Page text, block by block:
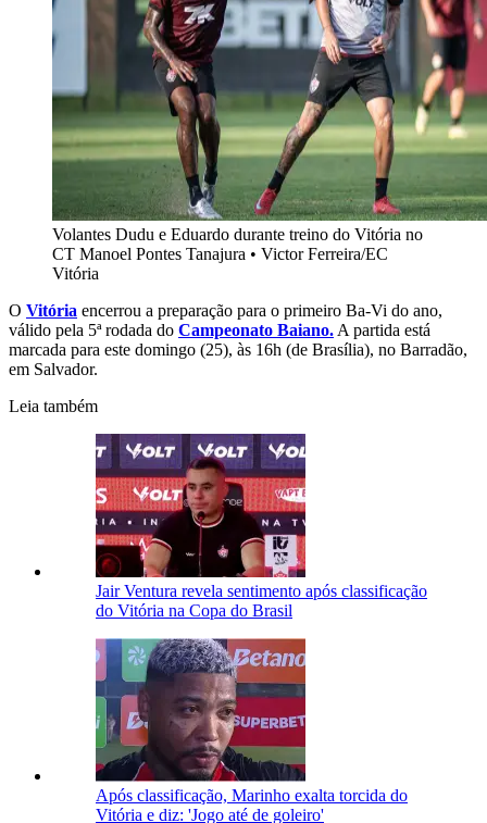
Volantes Dudu e Eduardo durante treino do Vitória no
CT Manoel Pontes Tanajura • Victor Ferreira/EC
Vitória
O Vitória encerrou a preparação para o primeiro Ba-Vi do ano,
válido pela 5ª rodada do Campeonato Baiano. A partida está
marcada para este domingo (25), às 16h (de Brasília), no Barradão,
em Salvador.
Leia também
Jair Ventura revela sentimento após classificação
do Vitória na Copa do Brasil
Após classificação, Marinho exalta torcida do
Vitória e diz: 'Jogo até de goleiro'